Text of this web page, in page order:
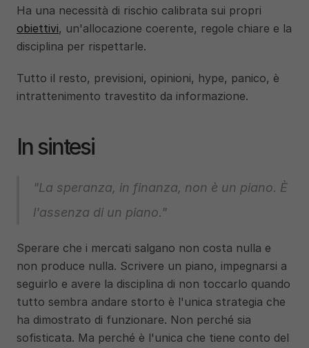
obiettivi, un'allocazione coerente, regole chiare e la
disciplina per rispettarle.
Tutto il resto, previsioni, opinioni, hype, panico, è
intrattenimento travestito da informazione.
In sintesi
"La speranza, in finanza, non è un piano. È
l'assenza di un piano."
Sperare che i mercati salgano non costa nulla e
non produce nulla. Scrivere un piano, impegnarsi a
seguirlo e avere la disciplina di non toccarlo quando
tutto sembra andare storto è l'unica strategia che
ha dimostrato di funzionare. Non perché sia
sofisticata. Ma perché è l'unica che tiene conto del